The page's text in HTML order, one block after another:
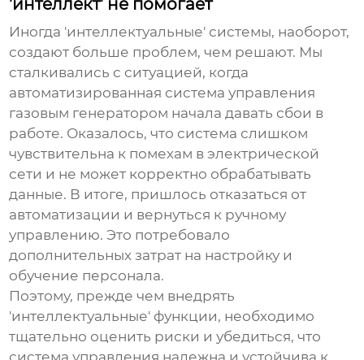
'интеллект' не помогает
Иногда 'интеллектуальные' системы, наоборот,
создают больше проблем, чем решают. Мы
сталкивались с ситуацией, когда
автоматизированная система управления
газовым генератором начала давать сбои в
работе. Оказалось, что система слишком
чувствительна к помехам в электрической
сети и не может корректно обрабатывать
данные. В итоге, пришлось отказаться от
автоматизации и вернуться к ручному
управлению. Это потребовало
дополнительных затрат на настройку и
обучение персонала.
Поэтому, прежде чем внедрять
'интеллектуальные' функции, необходимо
тщательно оценить риски и убедиться, что